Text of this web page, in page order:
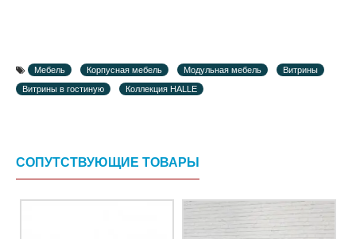
Мебель Корпусная мебель Модульная мебель
Витрины
Витрины в гостиную
Коллекция HALLE
СОПУТСТВУЮЩИЕ ТОВАРЫ